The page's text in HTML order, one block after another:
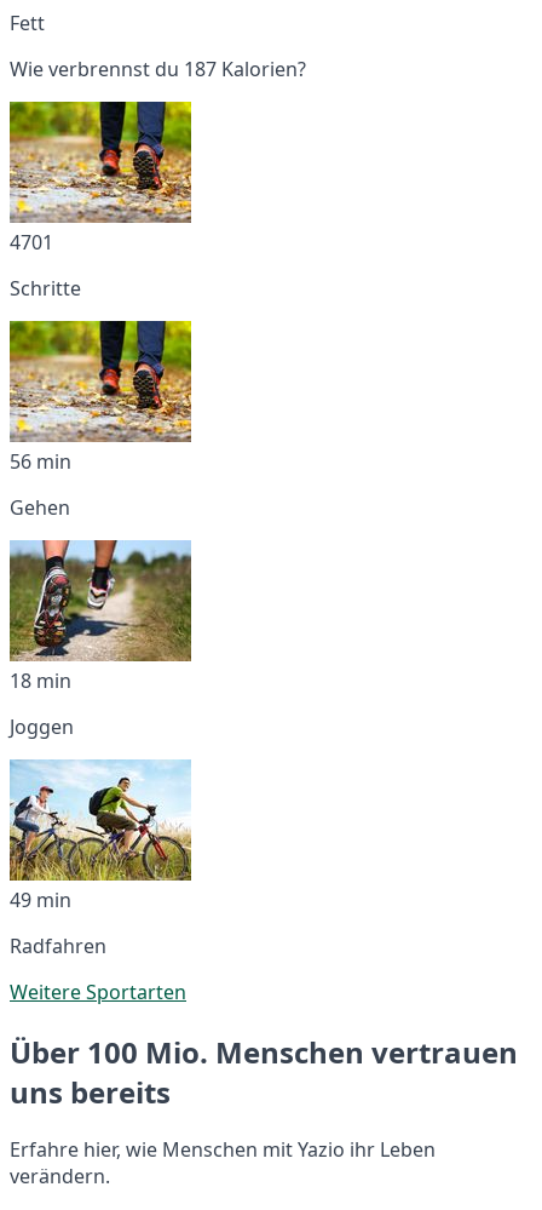
Fett
Wie verbrennst du 187 Kalorien?
4701
Schritte
56 min
Gehen
18 min
Joggen
49 min
Radfahren
Weitere Sportarten
Über 100 Mio. Menschen vertrauen
uns bereits
Erfahre hier, wie Menschen mit Yazio ihr Leben
verändern.